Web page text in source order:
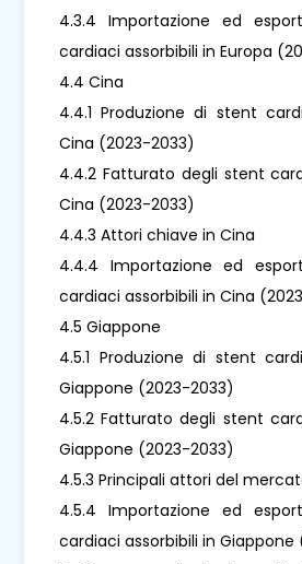
4.3.4 Importazione ed
cardiaci assorbibili in Europa
4.4 Cina
4.4.1 Produzione di stent
Cina (2023-2033)
4.4.2 Fatturato degli stent
Cina (2023-2033)
4.4.3 Attori chiave in Cina
4.4.4 Importazione ed
cardiaci assorbibili in Cina
4.5 Giappone
4.5.1 Produzione di stent
Giappone (2023-2033)
4.5.2 Fatturato degli stent
Giappone (2023-2033)
4.5.3 Principali attori del
4.5.4 Importazione ed
cardiaci assorbibili in Giappone